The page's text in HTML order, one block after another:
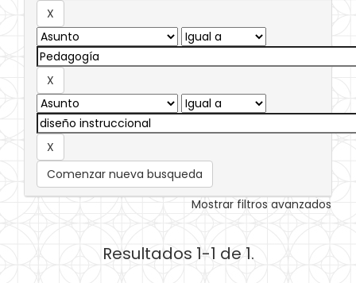
Comenzar nueva busqueda
Mostrar filtros avanzados
Resultados 1-1 de 1.